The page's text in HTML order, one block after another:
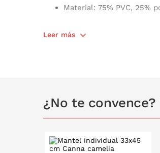
Material: 75% PVC, 25%
Leer más
¿No te